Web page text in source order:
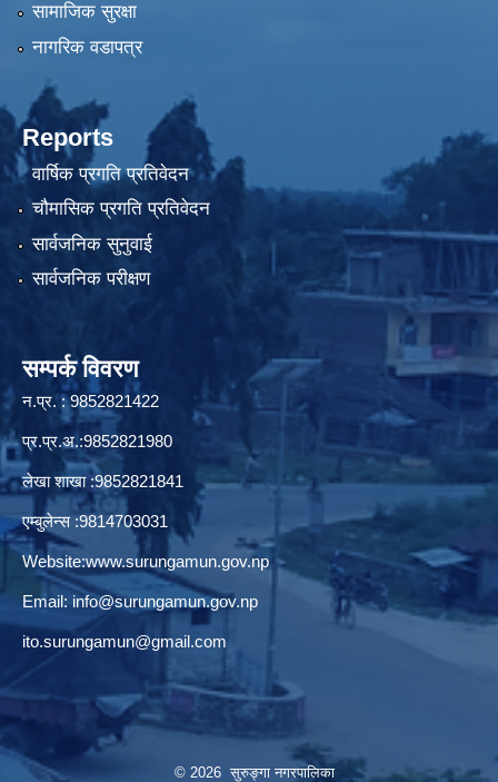
सामाजिक सुरक्षा
नागरिक वडापत्र
Reports
वार्षिक प्रगति प्रतिवेदन
चौमासिक प्रगति प्रतिवेदन
सार्वजनिक सुनुवाई
सार्वजनिक परीक्षण
सम्पर्क विवरण
न.प्र. : 9852821422
प्र.प्र.अ.:9852821980
लेखा शाखा :9852821841
एम्बुलेन्स :9814703031
Website:www.surungamun.gov.np
Email: info@surungamun.gov.np
ito.surungamun@gmail.com
© 2026 सुरुङ्‍गा नगरपालिका